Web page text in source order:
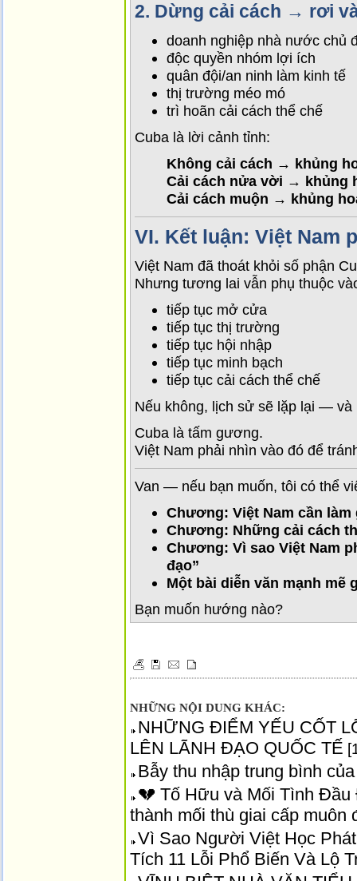
2. Dừng cải cách → rơi
doanh nghiệp nhà nước chủ
độc quyền nhóm lợi ích
quân đội/an ninh làm kinh tế
thị trường méo mó
trì hoãn cải cách thể chế
Cuba là lời cảnh tỉnh:
Không cải cách → khủng
Cải cách nửa vời → khủng
Cải cách muộn → khủng
VI. Kết luận: Việt Nam
Việt Nam đã thoát khỏi số phận
Nhưng tương lai vẫn phụ thuộc
tiếp tục mở cửa
tiếp tục thị trường
tiếp tục hội nhập
tiếp tục minh bạch
tiếp tục cải cách thể chế
Nếu không, lịch sử sẽ lặp lại — và
Cuba là tấm gương.
Việt Nam phải nhìn vào đó để
Van — nếu bạn muốn, tôi có thể
Chương: Việt Nam cần
Chương: Những cải cách
Chương: Vì sao Việt Nam
đạo”
Một bài diễn văn mạnh mẽ
Bạn muốn hướng nào?
NHỮNG NỘI DUNG KHÁC:
NHỮNG ĐIỂM YẾU CỐT
LÊN LÃNH ĐẠO QUỐC TẾ
Bẫy thu nhập trung bình
💔 Tố Hữu và Mối Tình
thành mối thù giai cấp muôn
Vì Sao Người Việt Học
Tích 11 Lỗi Phổ Biến Và Lộ